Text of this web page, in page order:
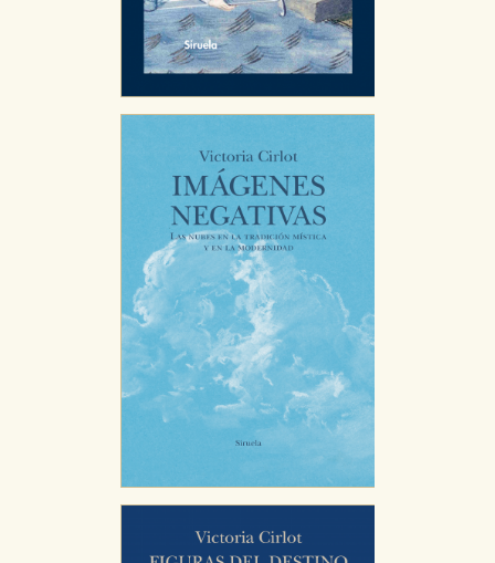
HABILITAR TODO RECHAZAR TODO
Cookies necesarias
Estas cookies son necesarias para que nuestro sitio
web funcione y no es posible deshabilitarlas desde
nuestro sistema. Es posible hacerlo desde el
navegador, pero en ese caso es posible que algunas
áreas de nuestra web dejen de funcionar
correctamente.
Cookies de rendimiento y analíticas
Estas cookies se utilizan para mejorar su experiencia
de navegación y optimizar el funcionamiento de
servicios para que no tenga que reconfigurarlos cada